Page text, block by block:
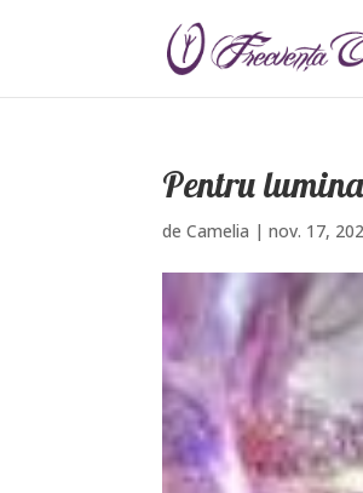
Pentru
deCamelia |nov. 17,